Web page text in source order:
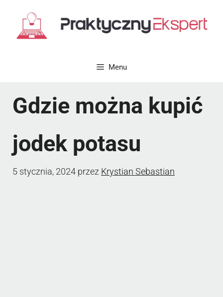
Menu
Gdzie można kupić
jodek potasu
5 stycznia, 2024 przez Krystian Sebastian